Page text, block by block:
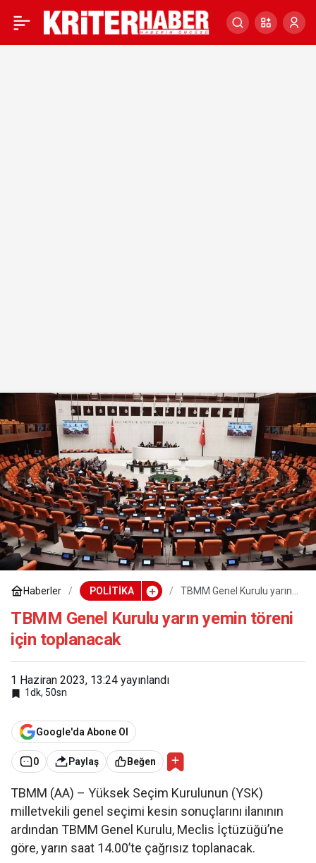
Haberler POLİTİKA
TBMM Genel Kurulu yarın
toplanacak
TBMM Genel Kurulu yarın yemin töreni
için toplanacak
1 Haziran 2023, 13:24 yayınlandı
1dk, 50sn
Google'da Abone Ol
0 Paylaş Beğen
TBMM (AA) – Yüksek Seçim Kurulunun (YSK)
milletvekili genel seçimi kesin sonuçlarını ilanının
ardından TBMM Genel Kurulu, Meclis İçtüzüğü’ne
göre, yarın saat 14.00’te çağrısız toplanacak.
TBMM Genel Kurulu yarın 0